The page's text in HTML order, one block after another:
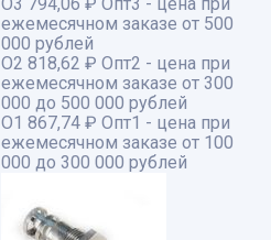
ежемесячном заказе от 500
000 рублей
О2 818,62 ₽ Опт2 - цена при
ежемесячном заказе от 300
000 до 500 000 рублей
О1 867,74 ₽ Опт1 - цена при
ежемесячном заказе от 100
000 до 300 000 рублей